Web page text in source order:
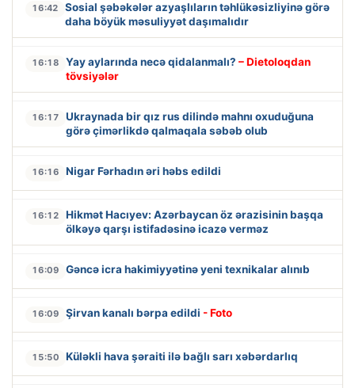
16:42
Sosial şəbəkələr azyaşlıların təhlükəsizliyinə görə
daha böyük məsuliyyət daşımalıdır
16:18 Yay aylarında necə qidalanmalı? – Dietoloqdan
tövsiyələr
16:17
Ukraynada bir qız rus dilində mahnı oxuduğuna
görə çimərlikdə qalmaqala səbəb olub
16:16 Nigar Fərhadın əri həbs edildi
16:12
Hikmət Hacıyev: Azərbaycan öz ərazisinin başqa
ölkəyə qarşı istifadəsinə icazə verməz
16:09 Gəncə icra hakimiyyətinə yeni texnikalar alınıb
16:09 Şirvan kanalı bərpa edildi - Foto
15:50 Küləkli hava şəraiti ilə bağlı sarı xəbərdarlıq